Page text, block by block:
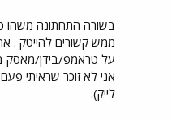
ממש קשורים להייטק .
על טראמפ/בידן/מאסק
אני לא זוכר שראיתי
לייק).